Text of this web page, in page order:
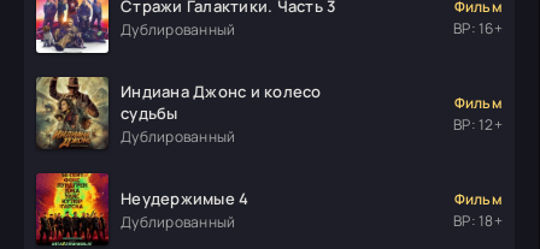
Стражи Галактики. Часть 3
Дублированный
Фильм
ВР: 16+
Индиана Джонс и колесо
судьбы
Дублированный
Фильм
ВР: 12+
Неудержимые 4
Дублированный
Фильм
ВР: 18+